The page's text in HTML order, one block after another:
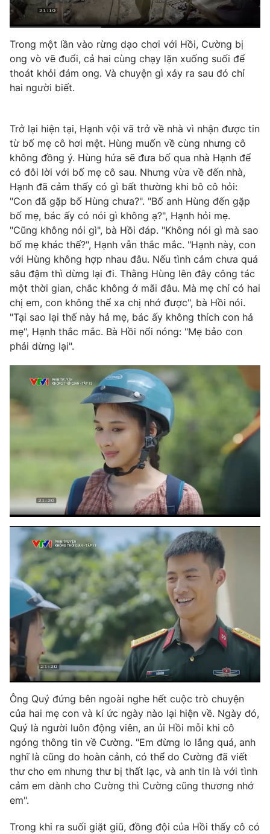
Emagazine Podcast
Photo Infographic
Video Shorts video
VTV Sức khoẻ Bất động sản
Thị trường 24h Tấm lòng Việt
VTV4 Vươn mình bằng AI
VTV9 VTV8
Liên hệ tòa soạn English
THỜI BÁO VTV
Theo dõi báo trên
Đài Truyền hình Việt Nam
Cơ quan báo chí:
Thời báo VTV
Giấy phép hoạt động báo in và báo điện tử số 483/GP-BTTTT
cấp ngày 29/12/2023
Tổng Biên tập:Vũ Thanh Thủy
Phó Tổng Biên tập:Nguyễn Thị Mỹ Hạnh, Phạm Quốc Thắng,
Nguyễn Trọng Ninh
Tổng đài VTV: 024.38 355 931 - 024.38 355 932
Ðiện thoại Thời báo VTV:
024.66 897 897
Email:toasoan@vtv.vn
Liên hệ quảng cáo:024-7300.7108
® Cấm sao chép dưới mọi hình thức nếu không có sự chấp
thuận bằng văn bản. Ghi rõ nguồn VTV.vn khi phát hành lại
thông tin từ website này.
Trong một lần vào rừng dạo chơi với Hồi, Cường bị
ong vò vẽ đuổi, cả hai cùng chạy lặn xuống suối để
thoát khỏi đám ong. Và chuyện gì xảy ra sau đó chỉ
hai người biết.
Trở lại hiện tại, Hạnh vội vã trở về nhà vì nhận được tin
từ bố mẹ cô hơi mệt. Hùng muốn về cùng nhưng cô
không đồng ý. Hùng hứa sẽ đưa bố qua nhà Hạnh để
có đôi lời với bố mẹ cô sau. Nhưng vừa về đến nhà,
Hạnh đã cảm thấy có gì bất thường khi bô cô hỏi:
"Con đã gặp bố Hùng chưa?". "Bố anh Hùng đến gặp
bố mẹ, bác ấy có nói gì không ạ?", Hạnh hỏi mẹ.
"Cũng không nói gì", bà Hồi đáp. "Không nói gì mà sao
bố mẹ khác thế?", Hạnh vẫn thắc mắc. "Hạnh này, con
với Hùng không hợp nhau đâu. Nếu tình cảm chưa quá
sâu đậm thì dừng lại đi. Thằng Hùng lên đây công tác
một thời gian, chắc không ở mãi đâu. Mà mẹ chỉ có hai
chị em, con không thể xa chị nhớ được", bà Hồi nói.
"Tại sao lại thế này hả mẹ, bác ấy không thích con hả
mẹ", Hạnh thắc mắc. Bà Hồi nổi nóng: "Mẹ bảo con
phải dừng lại".
Ông Quý đứng bên ngoài nghe hết cuộc trò chuyện
của hai mẹ con và kí ức ngày nào lại hiện về. Ngày đó,
Quý là người luôn động viên, an ủi Hồi mỗi khi cô
ngóng thông tin về Cường. "Em đừng lo lắng quá, anh
nghĩ là cũng do hoàn cảnh, có thể do Cường đã viết
thư cho em nhưng thư bị thất lạc, và anh tin là với tình
cảm em dành cho Cường thì Cường cũng thương nhớ
em".
Trong khi ra suối giặt giũ, đồng đội của Hồi thấy cô có